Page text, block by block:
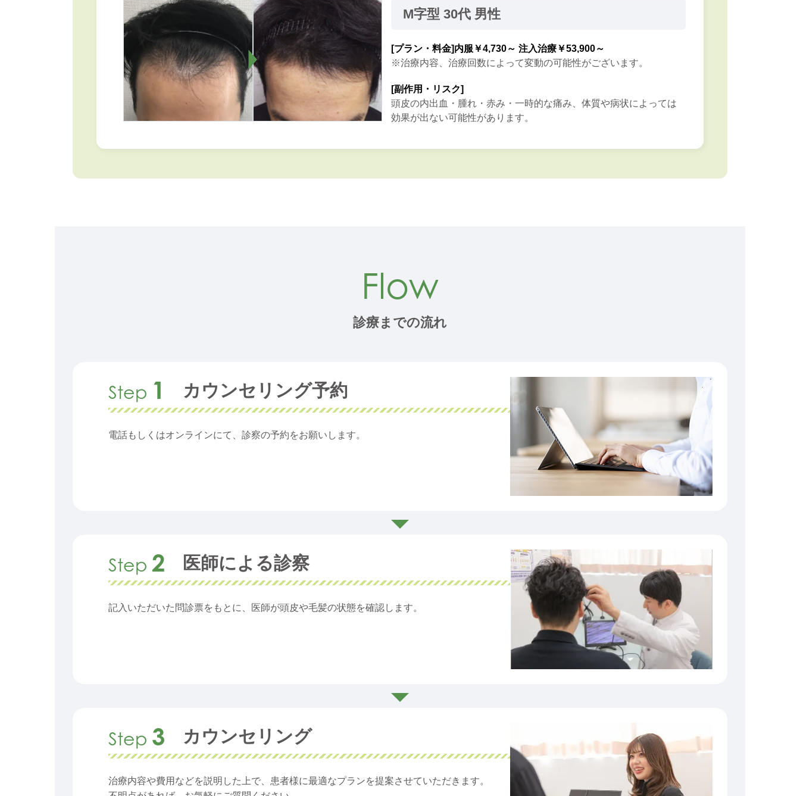
M字型 30代 男性
[プラン・料金]内服￥4,730～ 注入治療￥53,900～
※治療内容、治療回数によって変動の可能性がございます。
[副作用・リスク]
頭皮の内出血・腫れ・赤み・一時的な痛み、体質や病状によっては
効果が出ない可能性があります。
Flow
診療までの流れ
Step 1 カウンセリング予約
電話もしくはオンラインにて、診察の予約をお願いします。
Step 2 医師による診察
記入いただいた問診票をもとに、医師が頭皮や毛髪の状態を確認します。
Step 3 カウンセリング
治療内容や費用などを説明した上で、患者様に最適なプランを提案させていただきます。